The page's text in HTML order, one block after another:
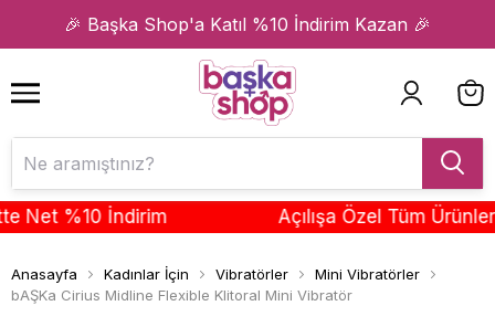
🎉 Başka Shop'a Katıl %10 İndirim Kazan 🎉
1 2
%10 İndirim Açılışa Özel Tüm
Anasayfa Kadınlar İçin Vibratörler
Mini Vibratörler
bAŞKa Cirius Midline Flexible Klitoral Mini Vibratör